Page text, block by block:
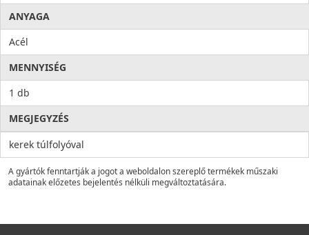
ANYAGA
Acél
MENNYISÉG
1 db
MEGJEGYZÉS
kerek túlfolyóval
A gyártók fenntartják a jogot a weboldalon szereplő termékek műszaki
adatainak előzetes bejelentés nélküli megváltoztatására.